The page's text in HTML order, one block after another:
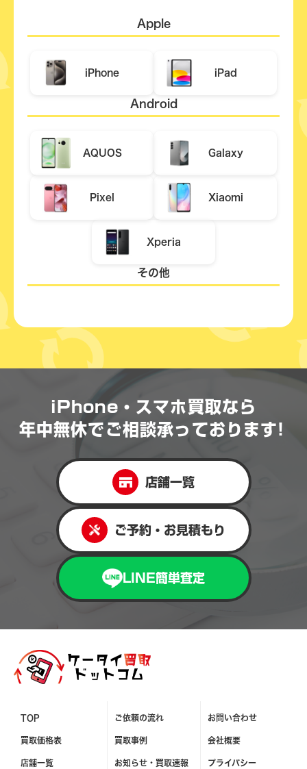
Apple
iPhone iPad
Android
AQUOS Galaxy
Pixel Xiaomi
Xperia
その他
iPhone・スマホ買取なら
年中無休で ご相談承っております!
店舗一覧
ご予約・お見積もり
LINE簡単査定
TOP
買取価格表
店舗一覧
ご依頼の流れ
買取事例
お知らせ・ 買取速報
お問い合わせ
会社概要
プライバシー